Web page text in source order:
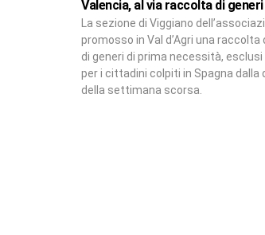
Valencia, al via raccolta di
La sezione di Viggiano
promosso in Val d’Agri una
di generi di prima necessità,
per i cittadini colpiti in Spagna dalla
della settimana scorsa.